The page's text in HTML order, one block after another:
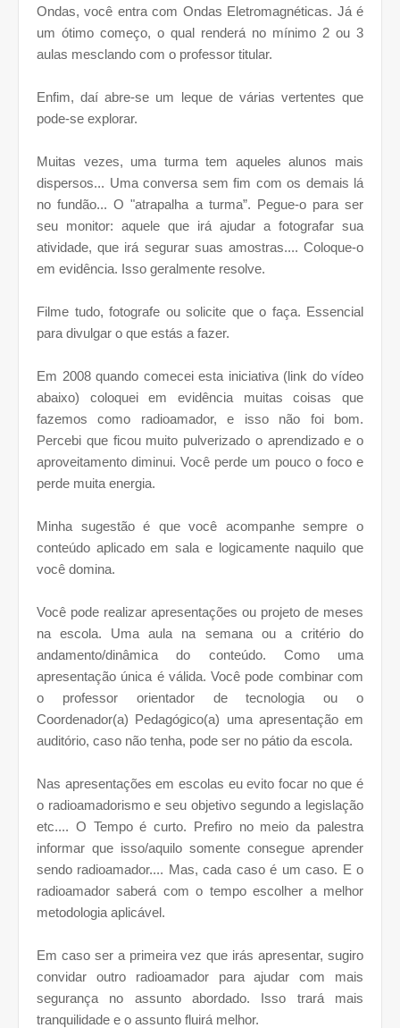
Ondas, você entra com Ondas Eletromagnéticas. Já é
um ótimo começo, o qual renderá no mínimo 2 ou 3
aulas mesclando com o professor titular.
Enfim, daí abre-se um leque de várias vertentes que
pode-se explorar.
Muitas vezes, uma turma tem aqueles alunos mais
dispersos... Uma conversa sem fim com os demais lá
no fundão... O "atrapalha a turma”. Pegue-o para ser
seu monitor: aquele que irá ajudar a fotografar sua
atividade, que irá segurar suas amostras.... Coloque-o
em evidência. Isso geralmente resolve.
Filme tudo, fotografe ou solicite que o faça. Essencial
para divulgar o que estás a fazer.
Em 2008 quando comecei esta iniciativa (link do vídeo
abaixo) coloquei em evidência muitas coisas que
fazemos como radioamador, e isso não foi bom.
Percebi que ficou muito pulverizado o aprendizado e o
aproveitamento diminui. Você perde um pouco o foco e
perde muita energia.
Minha sugestão é que você acompanhe sempre o
conteúdo aplicado em sala e logicamente naquilo que
você domina.
Você pode realizar apresentações ou projeto de meses
na escola. Uma aula na semana ou a critério do
andamento/dinâmica do conteúdo. Como uma
apresentação única é válida. Você pode combinar com
o professor orientador de tecnologia ou o
Coordenador(a) Pedagógico(a) uma apresentação em
auditório, caso não tenha, pode ser no pátio da escola.
Nas apresentações em escolas eu evito focar no que é
o radioamadorismo e seu objetivo segundo a legislação
etc.... O Tempo é curto. Prefiro no meio da palestra
informar que isso/aquilo somente consegue aprender
sendo radioamador.... Mas, cada caso é um caso. E o
radioamador saberá com o tempo escolher a melhor
metodologia aplicável.
Em caso ser a primeira vez que irás apresentar, sugiro
convidar outro radioamador para ajudar com mais
segurança no assunto abordado. Isso trará mais
tranquilidade e o assunto fluirá melhor.